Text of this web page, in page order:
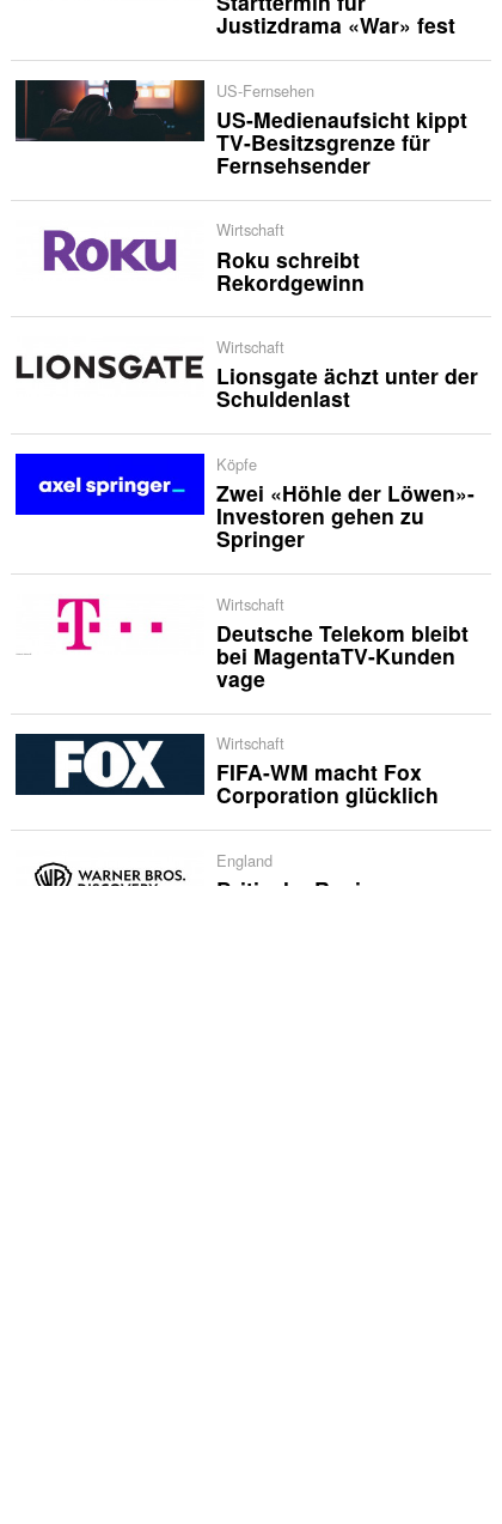
Justizdrama «War» fest
US-Fernsehen
US-Medienaufsicht kippt
TV-Besitzsgrenze für
Fernsehsender
Wirtschaft
Roku schreibt
Rekordgewinn
Wirtschaft
Lionsgate ächzt unter der
Schuldenlast
Köpfe
Zwei «Höhle der Löwen»-
Investoren gehen zu
Springer
Wirtschaft
Deutsche Telekom bleibt
bei MagentaTV-Kunden
vage
Wirtschaft
FIFA-WM macht Fox
Corporation glücklich
England
Britische Regierung